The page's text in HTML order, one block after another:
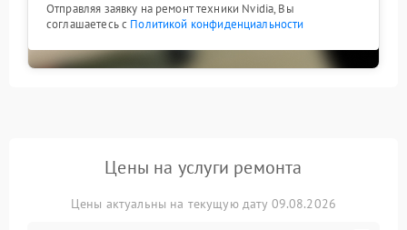
Отправляя заявку на ремонт техники Nvidia, Вы
соглашаетесь с Политикой конфиденциальности
Цены на услуги ремонта
Цены актуальны на текущую дату 09.08.2026